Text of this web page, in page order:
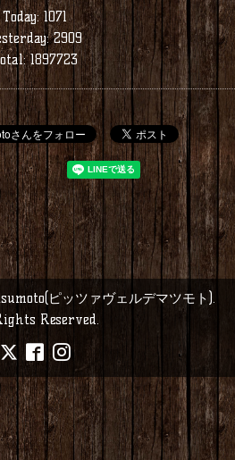
Today:1071
2909
1897723
ピッツァヴェルデマツモト).
Reserved.